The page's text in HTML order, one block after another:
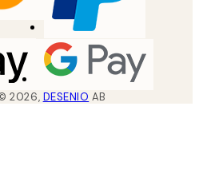
©2026, DESENIO AB